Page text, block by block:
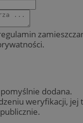
dodana.
weryfikacji, jej